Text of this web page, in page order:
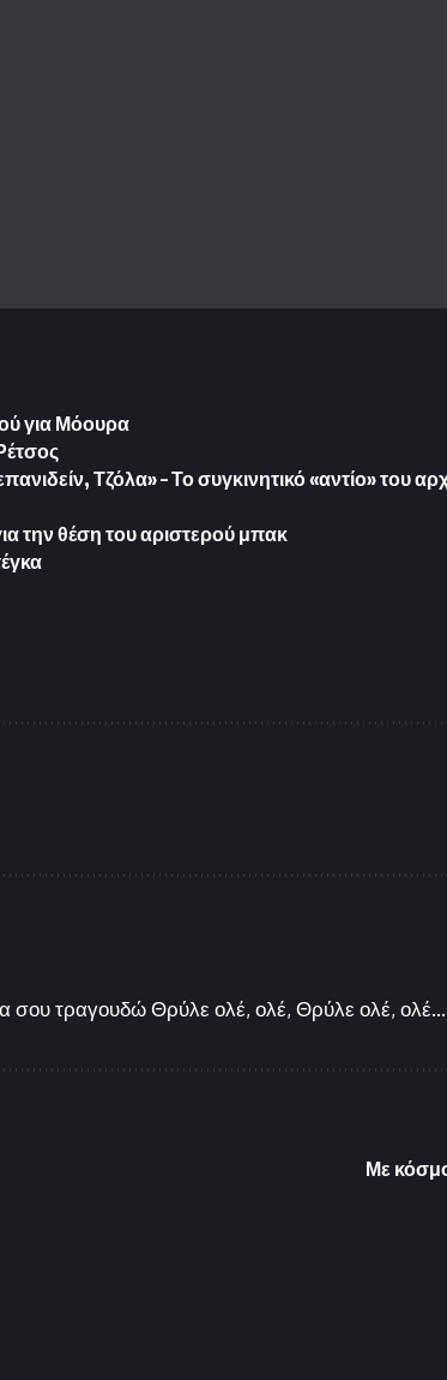
για Μόουρα
Τζόλα» – Το συγκινητικό «αντίο» του
την θέση του αριστερού μπακ
σου τραγουδώ Θρύλε ολέ, ολέ, Θρύλε ολέ, ολέ...
Με